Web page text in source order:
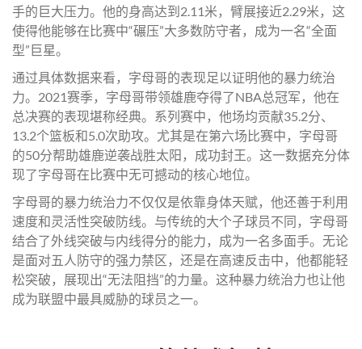
手的巨大压力。他的身高达到2.11米，臂展接近2.29米，这
使得他能够在比赛中“碾压”大多数防守者，成为一名“全面
型”巨星。
通过具体数据来看，字母哥的表现足以证明他的暴力统治
力。2021赛季，字母哥带领雄鹿夺得了NBA总冠军，他在
总决赛的表现堪称经典。系列赛中，他场均贡献35.2分、
13.2个篮板和5.0次助攻。尤其是在第六场比赛中，字母哥
的50分帮助雄鹿逆袭战胜太阳，成功封王。这一数据充分体
现了字母哥在比赛中无可撼动的核心地位。
字母哥的暴力统治力不仅仅是依靠身体天赋，他还善于利用
速度和灵活性突破防线。与传统的大个子球员不同，字母哥
结合了外线突破与内线得分的能力，成为一名多面手。无论
是面对五人防守的强力禁区，还是在高速反击中，他都能轻
松突破，展现出“无法阻挡”的力量。这种暴力统治力也让他
成为联盟中最具威胁的球员之一。